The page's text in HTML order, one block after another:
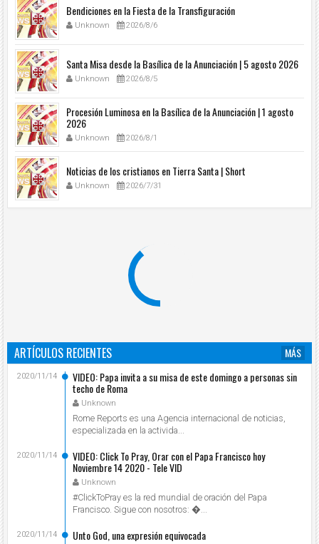
Bendiciones en la Fiesta de la Transfiguración
Unknown 2026/8/6
Santa Misa desde la Basílica de la Anunciación | 5 agosto 2026
Unknown 2026/8/5
Procesión Luminosa en la Basílica de la Anunciación | 1 agosto
2026
Unknown 2026/8/1
Noticias de los cristianos en Tierra Santa | Short
Unknown 2026/7/31
ARTÍCULOS RECIENTES
MÁS
VIDEO: Papa invita a su misa de este domingo a personas sin
techo de Roma
Unknown
2020/11/14
Rome Reports es una Agencia internacional de noticias,
especializada en la activida...
VIDEO: Click To Pray, Orar con el Papa Francisco hoy
Noviembre 14 2020 - Tele VID
Unknown
2020/11/14
#ClickToPray es la red mundial de oración del Papa
Francisco. Sigue con nosotros: ...
Unto God, una expresión equivocada
2020/11/14